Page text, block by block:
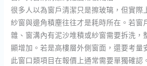
很多人以為窗戶清潔只是擦玻璃，但實際
紗窗與邊角積塵往往才是耗時所在。若窗
雜、窗溝內有泥沙堆積或紗窗需要拆洗，
顯增加。若是高樓層外側窗面，還要考量
此窗口類項目在報價上通常需要單獨確認